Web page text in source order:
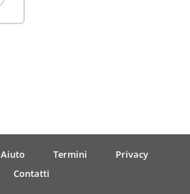
Aiuto Termini
Privacy
Contatti